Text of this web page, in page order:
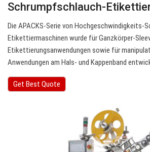
Schrumpfschlauch-
Die APACKS-Serie von Hochgeschwindigkeits-
Etikettiermaschinen wurde für Ganzkörper-
Etikettierungsanwendungen sowie für
Anwendungen am Hals- und Kappenband
Get Best Quote